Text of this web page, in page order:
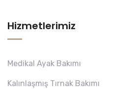
Hizmetlerimiz
Medikal Ayak Bakımı
Kalınlaşmış Tırnak Bakımı